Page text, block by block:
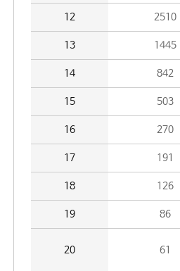
12 2510
13 1445
14 842
15 503
16 270
17 191
18 126
19 86
20 61